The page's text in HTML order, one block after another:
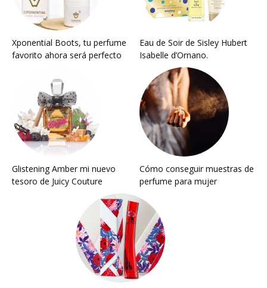
Xponential Boots, tu perfume
favorito ahora será perfecto
Eau de Soir de Sisley Hubert
Isabelle d’Ornano.
Glistening Amber mi nuevo
tesoro de Juicy Couture
Cómo conseguir muestras de
perfume para mujer